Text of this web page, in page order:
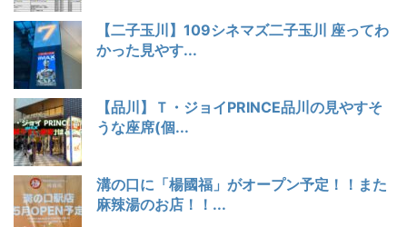
【二子玉川】109シネマズ二子玉川 座ってわ
かった見やす...
【品川】Ｔ・ジョイPRINCE品川の見やすそ
うな座席(個...
溝の口に「楊國福」がオープン予定！！また
麻辣湯のお店！！...